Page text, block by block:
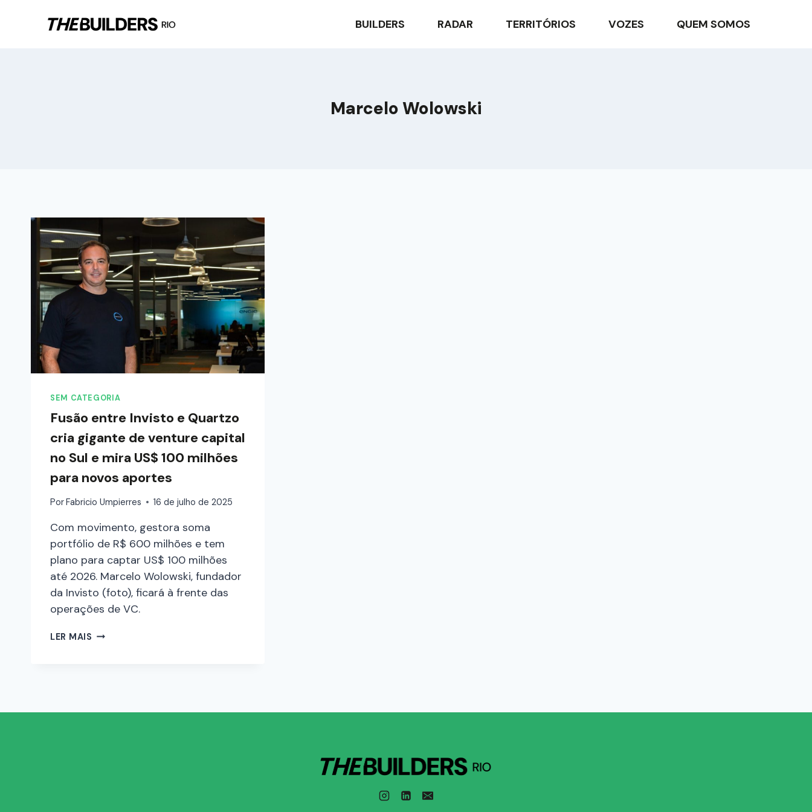
BUILDERS RADAR TERRITÓRIOS VOZES QUEM SOMOS
Marcelo Wolowski
SEM CATEGORIA
Fusão entre Invisto e Quartzo
cria gigante de venture capital
no Sul e mira US$ 100 milhões
para novos aportes
PorFabricio Umpierres 16 de julho de 2025
Com movimento, gestora soma
portfólio de R$ 600 milhões e tem
plano para captar US$ 100 milhões
até 2026. Marcelo Wolowski, fundador
da Invisto (foto), ficará à frente das
operações de VC.
LER MAIS